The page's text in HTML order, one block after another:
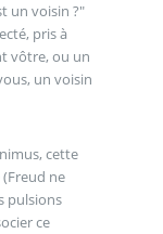
un voisin ?"
pris à
vôtre, ou un
un voisin
cette
ne
pulsions
ce